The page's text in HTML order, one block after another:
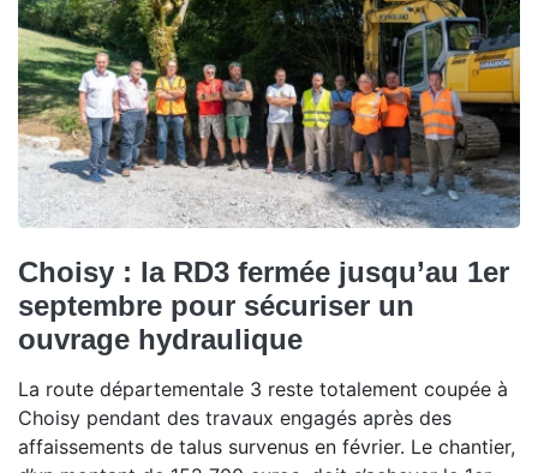
Choisy : la RD3 fermée jusqu’au 1er
septembre pour sécuriser un
ouvrage hydraulique
La route départementale 3 reste totalement coupée à
Choisy pendant des travaux engagés après des
affaissements de talus survenus en février. Le chantier,